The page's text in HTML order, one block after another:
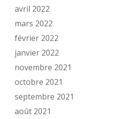
avril 2022
mars 2022
février 2022
janvier 2022
novembre 2021
octobre 2021
septembre 2021
août 2021